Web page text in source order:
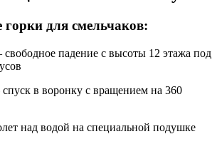
для смельчаков:
падение с высоты 12 этажа под
в воронку с вращением на 360
над водой на специальной подушке